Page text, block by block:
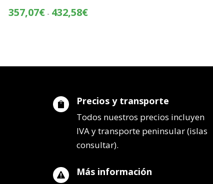
357,07€ - 432,58€Rango
hasta
 Precios y transporte
Todos nuestros precios incluyen
IVA y transporte peninsular (islas
consultar).
 Más información